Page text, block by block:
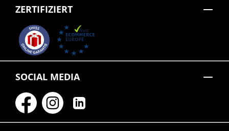
ZERTIFIZIERT
SOCIAL MEDIA